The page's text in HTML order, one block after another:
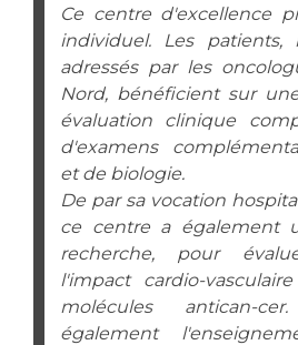
Lieu de santé sans
Ce centre d'excellence
individuel. Les patients,
adressés par les
Nord, bénéficient sur
évaluation clinique
d'examens
et de biologie.
De par sa vocation
ce centre a également
recherche, pour
l'impact cardio-
molécules antican-
également